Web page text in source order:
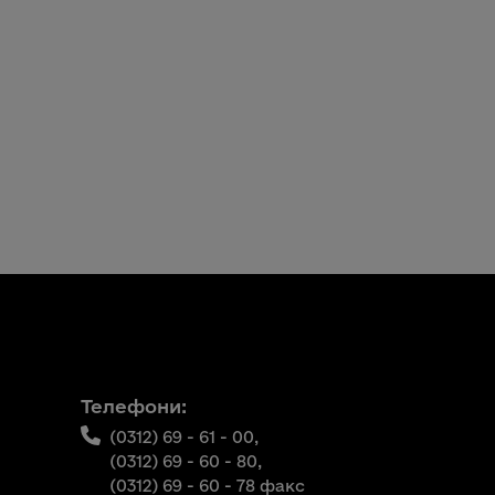
Телефони:
(0312) 69 - 61 - 00,
(0312) 69 - 60 - 80,
(0312) 69 - 60 - 78 факс